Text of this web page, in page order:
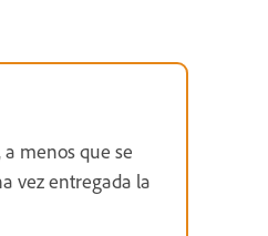
menos que se
vez entregada la